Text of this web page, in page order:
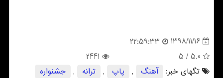
1398/11/16
22:59:33
5.0
/ 5
2441
تگهای خبر:
آهنگ , پاپ , ترانه ,
جشنواره